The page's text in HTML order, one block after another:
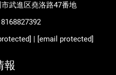
武進区堯洛路47番地
| [email protected]
報